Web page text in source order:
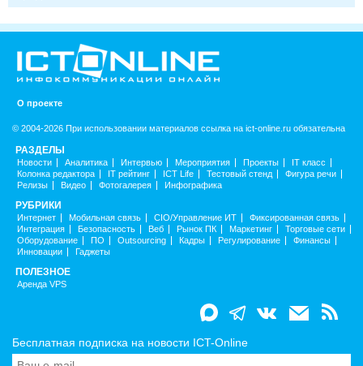
О проекте
© 2004-2026 При использовании материалов ссылка на ict-online.ru обязательна
РАЗДЕЛЫ
Новости Аналитика Интервью Мероприятия Проекты
IT класс
Колонка редактора
IT рейтинг ICT Life Тестовый стенд
Фигура речи
Релизы
Видео Фотогалерея Инфографика
РУБРИКИ
Интернет Мобильная связь CIO/Управление ИТ
Фиксированная связь
Интеграция
Безопасность Веб Рынок ПК Маркетинг
Торговые сети
Оборудование
ПО Outsourcing Кадры Регулирование
Финансы
Инновации
Гаджеты
ПОЛЕЗНОЕ
Аренда VPS
Бесплатная подписка на новости ICT-Online